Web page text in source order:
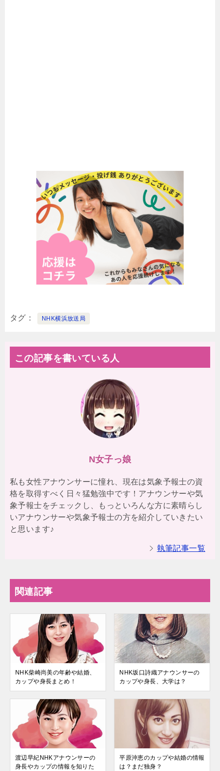
タグ NHK横浜放送局
この記事を書いている人
N女子っ娘
私も女性アナウンサーに憧れ、現在は気象予報士の資
格を取得すべく日々猛勉強中です！アナウンサーや気
象予報士をチェックし、もっといろんな方に素晴らし
いアナウンサーや気象予報士の方を紹介していきたい
と思います♪
執筆記事一覧
関連記事
NHK柴崎尚美の年齢や結婚、
カップや身長まとめ！
NHK坂口詩織アナウンサーの
カップや身長、大学は？
渡辺早紀NHKアナウンサーの
身長やカップの情報を知りた
平原沖恵のカップや結婚の情報
は？まだ独身？